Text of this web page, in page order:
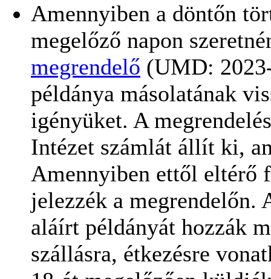
Amennyiben a döntőn
megelőző napon
megrendelő (UMD:
példánya másolatának
igényüket. A
Intézet számlát állít ki,
Amennyiben ettől eltérő
jelezzék a megrendelőn.
aláírt példányát hozzák
szállásra, étkezésre